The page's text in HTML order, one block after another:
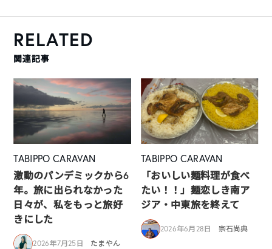
RELATED
関連記事
TABIPPO CARAVAN
激動のパンデミックから6
年。旅に出られなかった
日々が、私をもっと旅好
きにした
2026年7月25日 たまやん
TABIPPO CARAVAN
「おいしい麺料理が食べ
たい！！」麺恋しき南ア
ジア・中東旅を終えて
2026年6月28日 宗石尚典